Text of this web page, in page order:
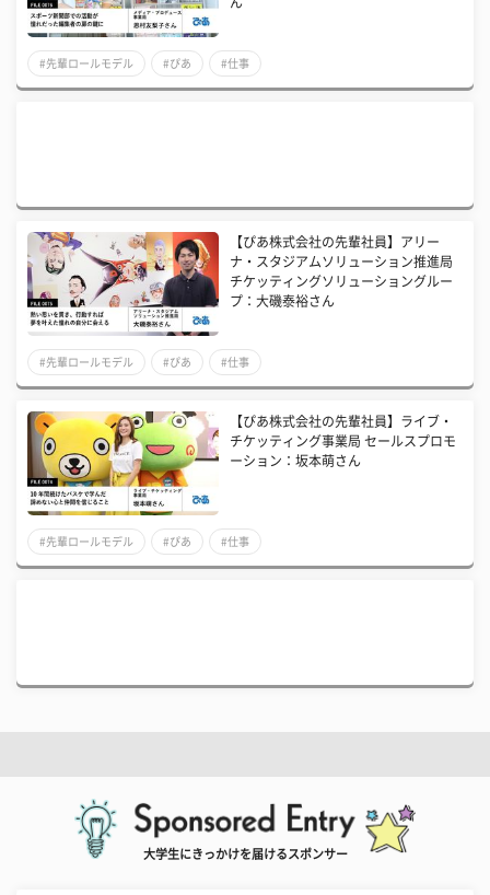
#先輩ロールモデル #ぴあ #仕事
【ぴあ株式会社の先輩社員】アリー
ナ・スタジアムソリューション推進局
チケッティングソリューショングルー
プ：大磯泰裕さん
#先輩ロールモデル #ぴあ #仕事
【ぴあ株式会社の先輩社員】ライブ・
チケッティング事業局 セールスプロモ
ーション：坂本萌さん
#先輩ロールモデル #ぴあ #仕事
大学生にきっかけを届けるスポンサー